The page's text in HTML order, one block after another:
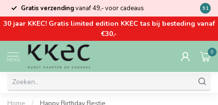
Gratis verzendingvanaf 49,- voor cadeaus Kom
9.1
30 jaar KKEC! Gratis limited edition KKEC tas bij besteding vanaf
€30,-
MENU
0